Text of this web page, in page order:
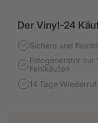
Der Vinyl-24
Sichere und
Fotogenerator zur
Fehlkäufen
14 Tage